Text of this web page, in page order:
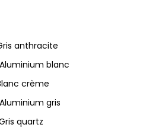
anthracite
blanc
crème
gris
quartz